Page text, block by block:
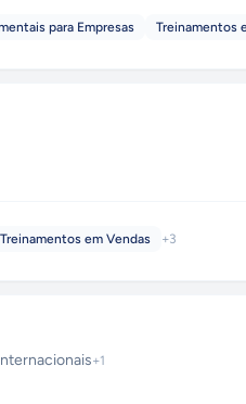
específicas e focando no
para Empresas Treinamentos
Treinamentos em Vendas +3
+1